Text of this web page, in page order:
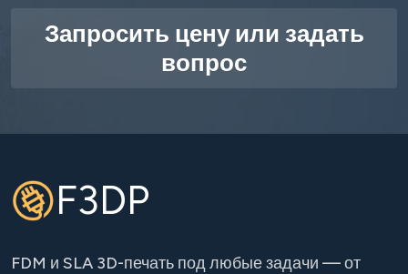
Запросить цену или задать
вопрос
F3DP
FDM и SLA 3D-печать под любые задачи — от